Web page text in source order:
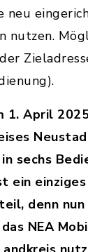
neu
nutzen.
1. April
sechs
ein
denn
NEA